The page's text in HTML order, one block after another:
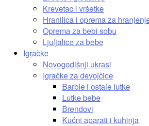
Krevetac i vršetke
Hranilica i oprema za
Oprema za bebi sobu
Ljuljalice za bebe
Igračke
Novogodišnji ukrasi
Igračke za devojčice
Barbie i ostale lutke
Lutke bebe
Brendovi
Kućni aparati i kuhinja